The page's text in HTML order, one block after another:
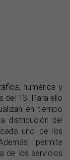
numérica y
del TS. Para ello
en tiempo
distribución del
uno de los
permite
de los servicios